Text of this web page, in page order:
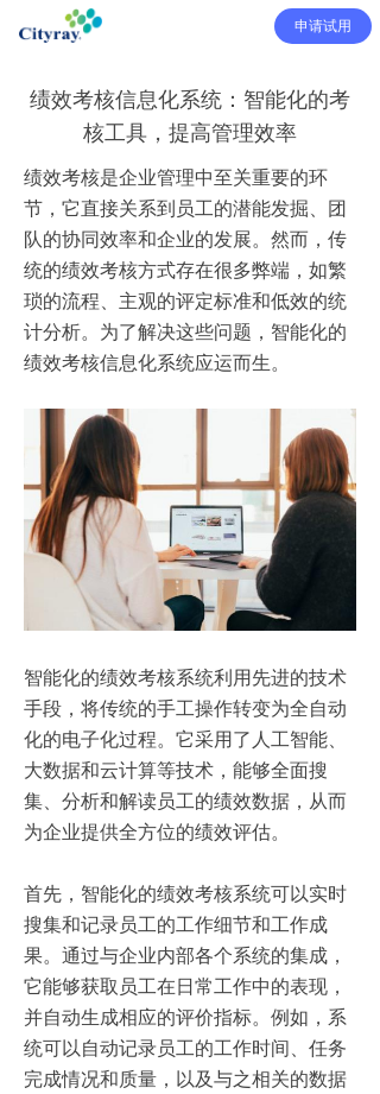
申请试用
绩效考核信息化系统：智能化的考
核工具，提高管理效率
绩效考核是企业管理中至关重要的环
节，它直接关系到员工的潜能发掘、团
队的协同效率和企业的发展。然而，传
统的绩效考核方式存在很多弊端，如繁
琐的流程、主观的评定标准和低效的统
计分析。为了解决这些问题，智能化的
绩效考核信息化系统应运而生。
智能化的绩效考核系统利用先进的技术
手段，将传统的手工操作转变为全自动
化的电子化过程。它采用了人工智能、
大数据和云计算等技术，能够全面搜
集、分析和解读员工的绩效数据，从而
为企业提供全方位的绩效评估。
首先，智能化的绩效考核系统可以实时
搜集和记录员工的工作细节和工作成
果。通过与企业内部各个系统的集成，
它能够获取员工在日常工作中的表现，
并自动生成相应的评价指标。例如，系
统可以自动记录员工的工作时间、任务
完成情况和质量，以及与之相关的数据